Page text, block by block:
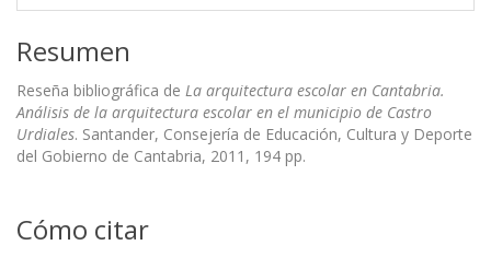
Resumen
Reseña bibliográfica de La arquitectura escolar en Cantabria.
Análisis de la arquitectura escolar en el municipio de Castro
Urdiales. Santander, Consejería de Educación, Cultura y Deporte
del Gobierno de Cantabria, 2011, 194 pp.
Cómo citar